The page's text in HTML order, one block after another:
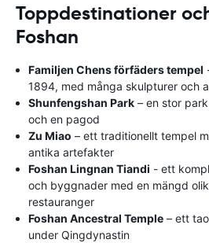
Toppdestinationer
Foshan
Familjen Chens förfäders tempel
1894, med många skulpturer och
Shunfengshan Park – en stor
och en pagod
Zu Miao – ett traditionellt tempel
antika artefakter
Foshan Lingnan Tiandi - ett
och byggnader med en mängd
restauranger
Foshan Ancestral Temple – ett
under Qingdynastin